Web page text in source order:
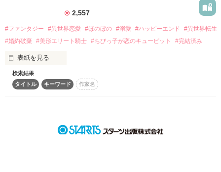
ジャンル
感想
ステータス
2,557
#ファンタジー #異世界恋愛 #ほのぼの #溺愛 #ハッピーエンド
#異世界転生
#婚約破棄 #美形エリート騎士 #ちびっ子が恋のキューピット #完結済み
表紙を見る
💗2023年11月5日 書籍発売！💗
※こちらはWEB版となりますので、書籍とは一部内容が異なり
ます。
より甘々でコミカルな内容に仕上がっております♪
検索結果
タイトル
キーワード 作家名